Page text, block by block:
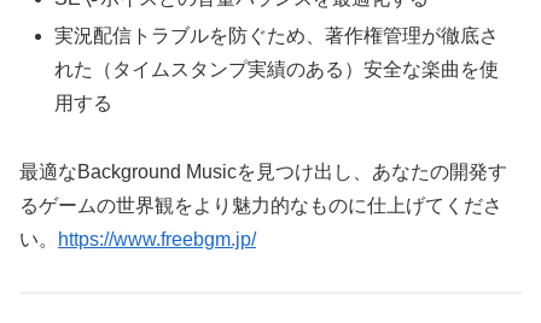
実況配信トラブルを防ぐため、著作権管理が徹底さ
れた（タイムスタンプ実績のある）安全な楽曲を使
用する
最適なBackground Musicを見つけ出し、あなたの開発す
るゲームの世界観をより魅力的なものに仕上げてくださ
い。
https://www.freebgm.jp/